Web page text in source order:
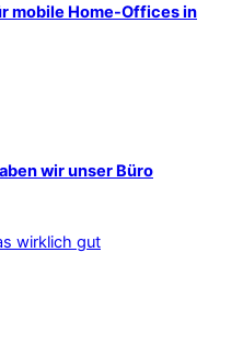
mobile Home-Offices in
wir unser Büro